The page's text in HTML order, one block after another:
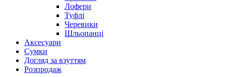
Лофери
Туфлі
Черевики
Шльопанці
Аксесуари
Сумки
Догляд за взуттям
Розпродаж